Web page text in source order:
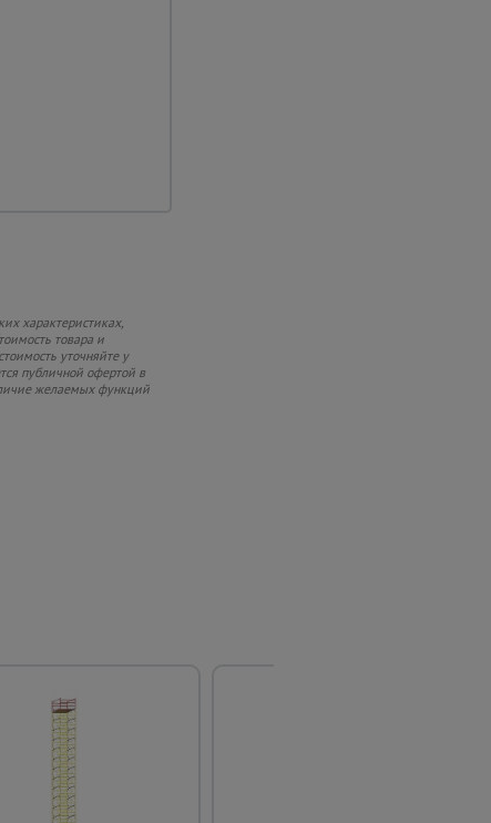
характеристиках,
товара и
уточняйте у
публичной офертой в
желаемых функций